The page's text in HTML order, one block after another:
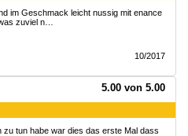
im Geschmack leicht nussig mit enance
zuviel n…
10/2017
5.00 von 5.00
tun habe war dies das erste Mal dass